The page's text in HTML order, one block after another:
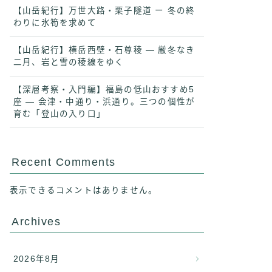
【山岳紀行】万世大路・栗子隧道 ー 冬の終
わりに氷筍を求めて
【山岳紀行】横岳西壁・石尊稜 ― 厳冬なき
二月、岩と雪の稜線をゆく
【深層考察・入門編】福島の低山おすすめ5
座 ― 会津・中通り・浜通り。三つの個性が
育む「登山の入り口」
Recent Comments
表示できるコメントはありません。
Archives
2026年8月